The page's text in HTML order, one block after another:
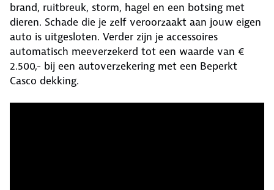
brand, ruitbreuk, storm, hagel en een botsing met
dieren. Schade die je zelf veroorzaakt aan jouw eigen
auto is uitgesloten. Verder zijn je accessoires
automatisch meeverzekerd tot een waarde van €
2.500,- bij een autoverzekering met een Beperkt
Casco dekking.